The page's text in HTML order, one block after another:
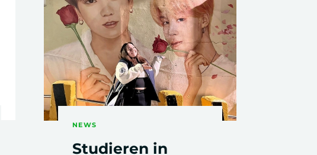
Visuelle Kommunikation
NEWS
Studieren in